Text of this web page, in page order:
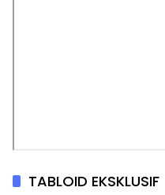
TABLOID EKSKLUSIF